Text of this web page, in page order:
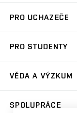
Koleje
Sport na VUT
PRO UCHAZEČE
Dny otevřených dveří
Celoživotní vzdělávání
PRO STUDENTY
Harmonogram
Zpracování osobních
Sociální bezpečí
VĚDA A VÝZKUM
SPOLUPRÁCE